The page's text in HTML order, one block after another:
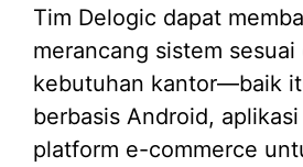
Tim Delogic dapat
merancang sistem sesuai
kebutuhan kantor—baik
berbasis Android,
platform e-commerce